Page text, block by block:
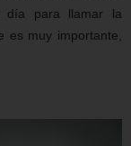
día para llamar la
es muy importante,